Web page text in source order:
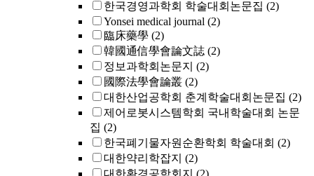
한국경영과학회 학술대회논문집 (2)
Yonsei medical journal (2)
臨床藥學 (2)
韓國通信學會論文誌 (2)
정보과학회논문지 (2)
國際法學會論叢 (2)
대한산업공학회 춘계학술대회논문집 (2)
제어로봇시스템학회 국내학술대회 논문
집 (2)
한국폐기물자원순환학회 학술대회 (2)
대한약리학잡지 (2)
대한환경공학회지 (2)